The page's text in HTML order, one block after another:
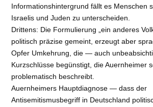
Informationshintergrund fällt es Menschen
Israelis und Juden zu unterscheiden.
Drittens: Die Formulierung „ein anderes
politisch präzise gemeint, erzeugt aber
Opfer Umkehrung, die — auch
Kurzschlüsse begünstigt, die Auernheimer
problematisch beschreibt.
Auernheimers Hauptdiagnose — dass der
Antisemitismusbegriff in Deutschland